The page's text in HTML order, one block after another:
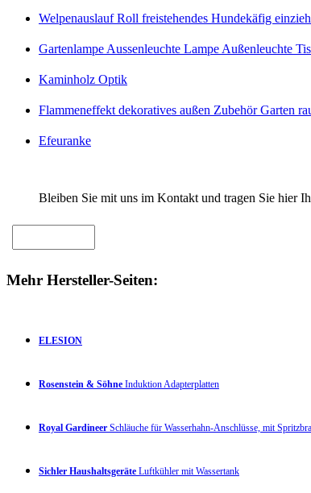
Welpenauslauf Roll freistehendes Hundekäfig
Gartenlampe Aussenleuchte Lampe Außenleuchte
Kaminholz Optik
Flammeneffekt dekoratives außen Zubehör Garten
Efeuranke
Bleiben Sie mit uns im Kontakt und tragen Sie hier
Mehr Hersteller-Seiten:
ELESION
Rosenstein & Söhne Induktion Adapterplatten
Royal Gardineer Schläuche für Wasserhahn-Anschlüsse, mit
Sichler Haushaltsgeräte Luftkühler mit Wassertank